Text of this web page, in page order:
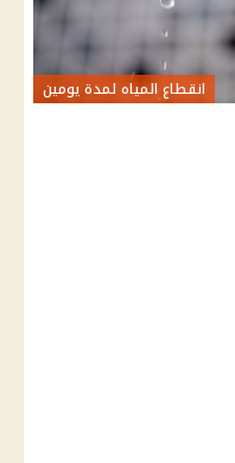
انقطاع المياه لمدة يومين